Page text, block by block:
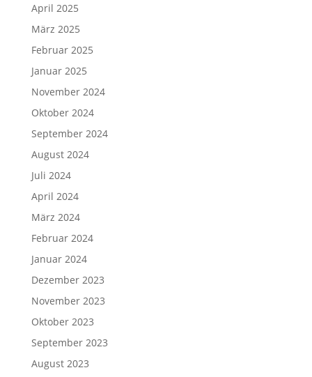
April 2025
März 2025
Februar 2025
Januar 2025
November 2024
Oktober 2024
September 2024
August 2024
Juli 2024
April 2024
März 2024
Februar 2024
Januar 2024
Dezember 2023
November 2023
Oktober 2023
September 2023
August 2023